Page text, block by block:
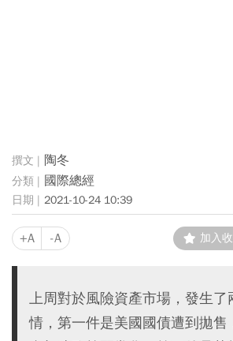
陶冬
國際總經
2021-10-24 10:39
+A -A 加入
上周對於風險資產市場，發生了
情，第一件是美國國債遭到拋售